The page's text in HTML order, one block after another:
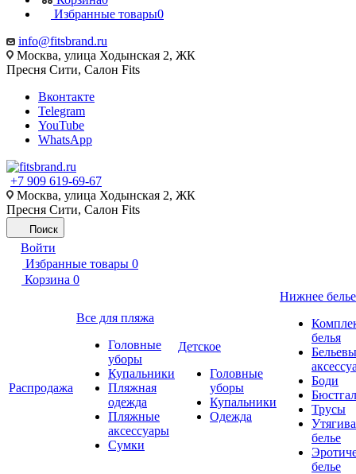
Избранные товары0
info@fitsbrand.ru
Москва, улица Ходынская 2, ЖК
Пресня Сити, Салон Fits
Вконтакте
Telegram
YouTube
WhatsApp
+7 909 619-69-67
Москва, улица Ходынская 2, ЖК
Пресня Сити, Салон Fits
Поиск
Войти
Избранные товары 0
Корзина 0
Распродажа
Все для пляжа
Головные
уборы
Купальники
Пляжная
одежда
Пляжные
аксессуары
Сумки
Детское
Головные
уборы
Купальники
Одежда
Нижнее белье
белья
Боди
Трусы
белье
белье